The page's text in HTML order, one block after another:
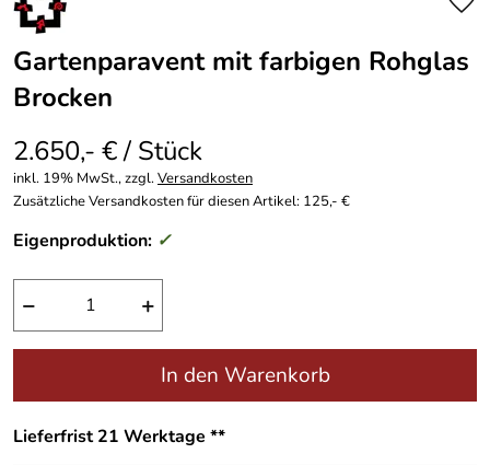
Gartenparavent mit farbigen Rohglas
Brocken
2.650,- € / Stück
inkl. 19% MwSt., zzgl.Versandkosten
Zusätzliche Versandkosten für diesen Artikel: 125,- €
Eigenproduktion: ✓
− +
In den Warenkorb
Lieferfrist 21 Werktage **